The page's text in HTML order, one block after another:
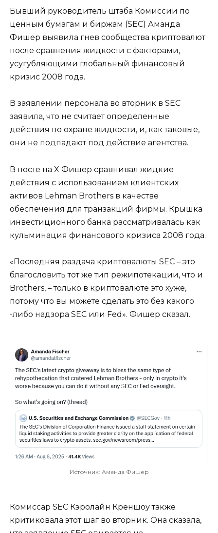
Бывший руководитель штаба Комиссии по
ценным бумагам и биржам (SEC) Аманда
Фишер выявила гнев сообщества криптовалют
после сравнения жидкости с факторами,
усугубляющими глобальный финансовый
кризис 2008 года.
В заявлении персонала во вторник в SEC
заявила, что не считает определенные
действия по охране жидкости, и, как таковые,
они не подпадают под действие агентства.
В посте на X Фишер сравнивал жидкие
действия с использованием клиентских
активов Lehman Brothers в качестве
обеспечения для транзакций фирмы. Крышка
инвестиционного банка рассматривалась как
кульминация финансового кризиса 2008 года.
«Последняя раздача криптовалюты SEC – это
благословить тот же тип режипотекации, что и
Brothers, – только в криптовалюте это хуже,
потому что вы можете сделать это без какого
-либо надзора SEC или Fed». Фишер сказал.
Источник: Аманда Фишер
Комиссар SEC Кэролайн Креншоу также
критиковала этот шаг во вторник. Она сказала,